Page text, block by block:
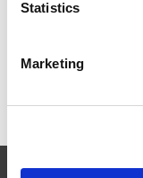
Statistics
Marketing